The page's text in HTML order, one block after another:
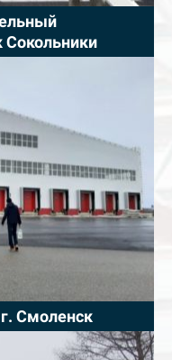
Сокольники
Смоленск